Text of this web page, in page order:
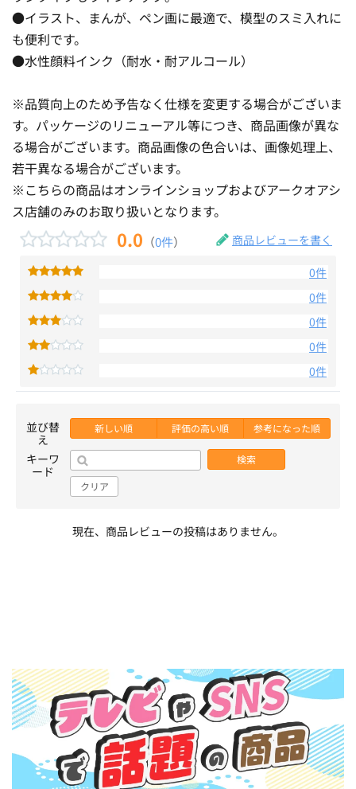
●イラスト、まんが、ペン画に最適で、模型のスミ入れに
も便利です。
●水性顔料インク（耐水・耐アルコール）
※品質向上のため予告なく仕様を変更する場合がございま
す。パッケージのリニューアル等につき、商品画像が異な
る場合がございます。商品画像の色合いは、画像処理上、
若干異なる場合がございます。
※こちらの商品はオンラインショップおよびアークオアシ
ス店舗のみのお取り扱いとなります。
0.0 （0件） 商品レビューを書く
0件
0件
0件
0件
0件
並び替
え
新しい順 評価の高い順 参考になった順
キーワ
ード
検索
クリア
現在、商品レビューの投稿はありません。